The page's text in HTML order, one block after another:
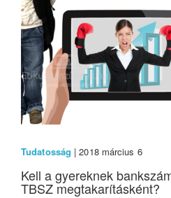
Tudatosság | 2018 március 6
Kell a gyereknek
TBSZ megtakarításként?